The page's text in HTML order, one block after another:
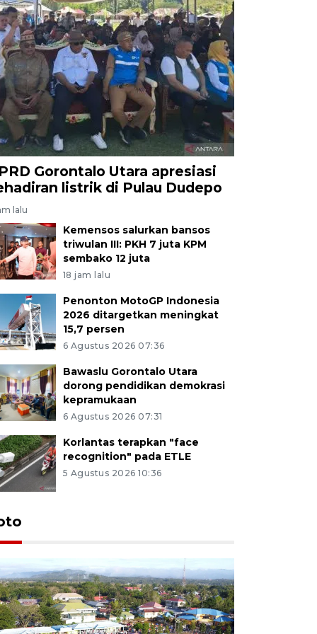
Gorontalo Utara apresiasi
listrik di Pulau Dudepo
lalu
Kemensos salurkan bansos
triwulan III: PKH 7 juta KPM
sembako 12 juta
18 jam lalu
Penonton MotoGP Indonesia
2026 ditargetkan meningkat
15,7 persen
6 Agustus 2026 07:36
Bawaslu Gorontalo Utara
dorong pendidikan demokrasi
kepramukaan
6 Agustus 2026 07:31
Korlantas terapkan "face
recognition" pada ETLE
5 Agustus 2026 10:36